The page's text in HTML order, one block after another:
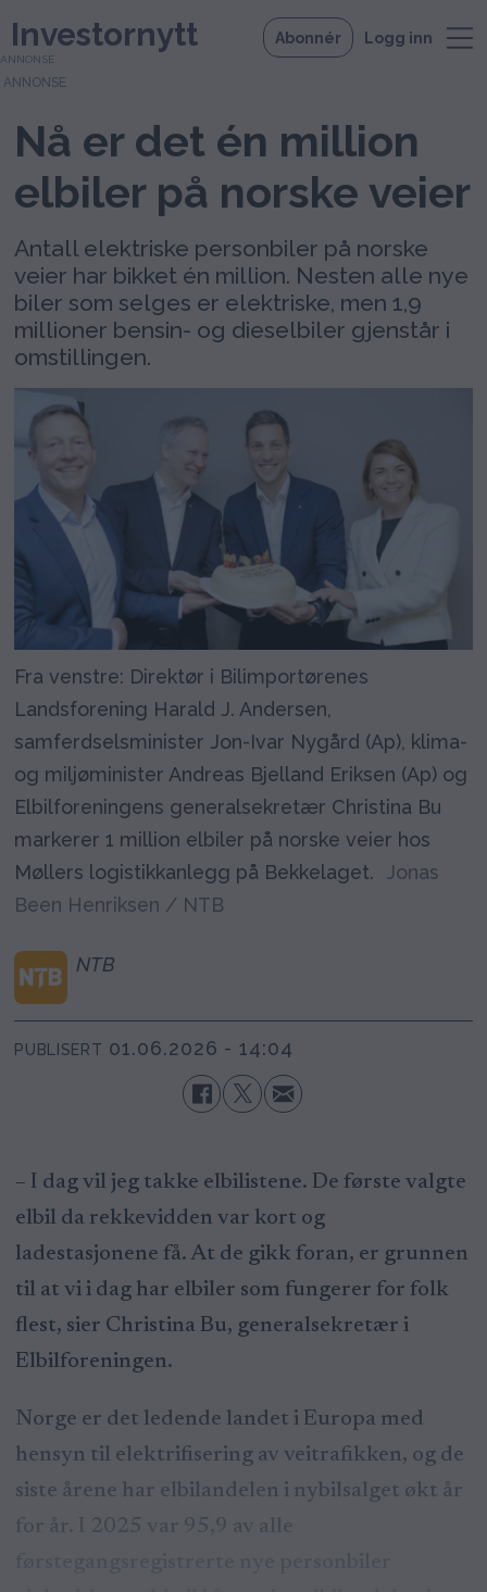
Investornytt Abonnér Logg inn
ANNONSE
Nå er det én million
elbiler på norske veier
Antall elektriske personbiler på norske
veier har bikket én million. Nesten alle nye
biler som selges er elektriske, men 1,9
millioner bensin- og dieselbiler gjenstår i
omstillingen.
Fra venstre: Direktør i Bilimportørenes
Landsforening Harald J. Andersen,
samferdselsminister Jon-Ivar Nygård (Ap), klima-
og miljøminister Andreas Bjelland Eriksen (Ap) og
Elbilforeningens generalsekretær Christina Bu
markerer 1 million elbiler på norske veier hos
Møllers logistikkanlegg på Bekkelaget.
Jonas
Been Henriksen / NTB
NTB
PUBLISERT 01.06.2026 - 14:04
– I dag vil jeg takke elbilistene. De første valgte
elbil da rekkevidden var kort og
ladestasjonene få. At de gikk foran, er grunnen
til at vi i dag har elbiler som fungerer for folk
flest, sier Christina Bu, generalsekretær i
Elbilforeningen.
Norge er det ledende landet i Europa med
hensyn til elektrifisering av veitrafikken, og de
siste årene har elbilandelen i nybilsalget økt år
for år. I 2025 var 95,9 av alle